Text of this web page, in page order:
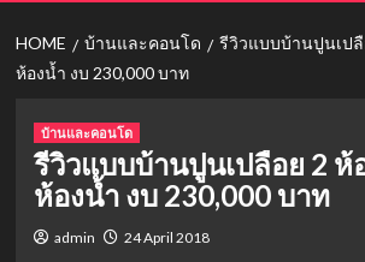
HOME บ้านและคอนโด
รีวิวแบบบ้านปูนเปลื
ห้องน้ำ งบ 230,000 บาท
บ้านและคอนโด
รีวิวแบบบ้านปูนเปลือย 2 ห้
ห้องน้ำ งบ 230,000 บาท
admin 24 April 2018